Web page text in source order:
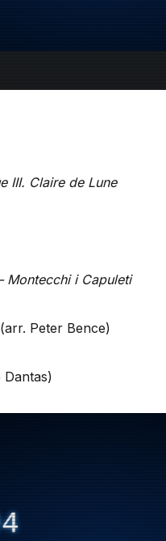
III. Claire de Lune
Montecchi i Capuleti
(arr. Peter Bence)
Dantas)